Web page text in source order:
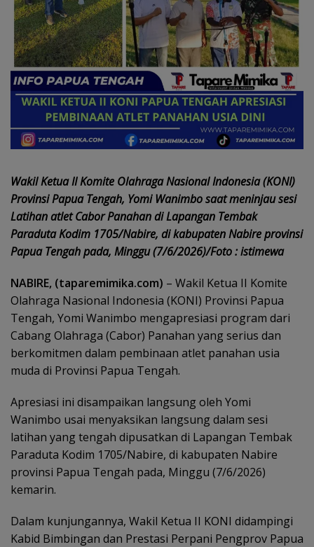
Wakil Ketua II Komite Olahraga Nasional Indonesia (KONI)
Provinsi Papua Tengah, Yomi Wanimbo saat meninjau sesi
Latihan atlet Cabor Panahan di Lapangan Tembak
Paraduta Kodim 1705/Nabire, di kabupaten Nabire provinsi
Papua Tengah pada, Minggu (7/6/2026)/Foto : istimewa
NABIRE, (taparemimika.com) – Wakil Ketua II Komite
Olahraga Nasional Indonesia (KONI) Provinsi Papua
Tengah, Yomi Wanimbo mengapresiasi program dari
Cabang Olahraga (Cabor) Panahan yang serius dan
berkomitmen dalam pembinaan atlet panahan usia
muda di Provinsi Papua Tengah.
Apresiasi ini disampaikan langsung oleh Yomi
Wanimbo usai menyaksikan langsung dalam sesi
latihan yang tengah dipusatkan di Lapangan Tembak
Paraduta Kodim 1705/Nabire, di kabupaten Nabire
provinsi Papua Tengah pada, Minggu (7/6/2026)
kemarin.
Dalam kunjungannya, Wakil Ketua II KONI didampingi
Kabid Bimbingan dan Prestasi Perpani Pengprov Papua